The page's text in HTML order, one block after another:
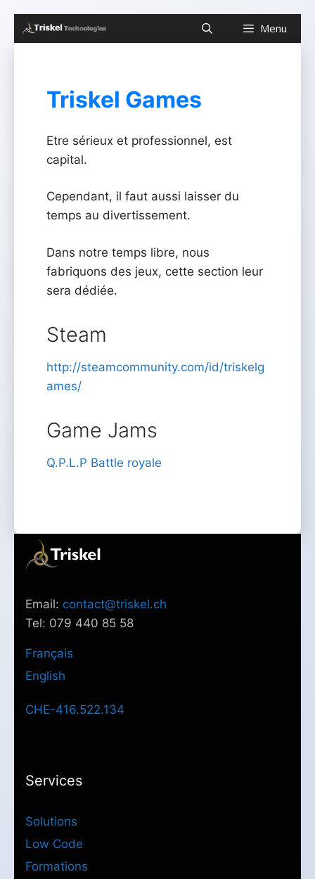
Aller
au
Menu
Triskel Games
Etre sérieux et professionnel, est
capital.
Cependant, il faut aussi laisser du
temps au divertissement.
Dans notre temps libre, nous
fabriquons des jeux, cette section leur
sera dédiée.
Steam
http://steamcommunity.com/id/triskelg
ames/
Game Jams
Q.P.L.P Battle royale
Email: contact@triskel.ch
Tel: 079 440 85 58
Français
English
CHE-416.522.134
Services
Solutions
Low Code
Formations